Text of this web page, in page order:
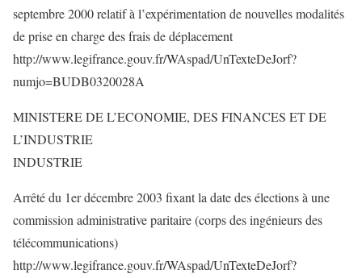
septembre 2000 relatif à l’expérimentation de nouvelles modalités
de prise en charge des frais de déplacement
http://www.legifrance.gouv.fr/WAspad/UnTexteDeJorf?
numjo=BUDB0320028A
MINISTERE DE L’ECONOMIE, DES FINANCES ET DE
L’INDUSTRIE
INDUSTRIE
Arrêté du 1er décembre 2003 fixant la date des élections à une
commission administrative paritaire (corps des ingénieurs des
télécommunications)
http://www.legifrance.gouv.fr/WAspad/UnTexteDeJorf?